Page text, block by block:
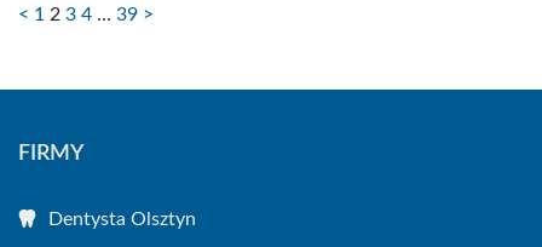
< 1 2 3 4 … 39 >
FIRMY
Dentysta Olsztyn